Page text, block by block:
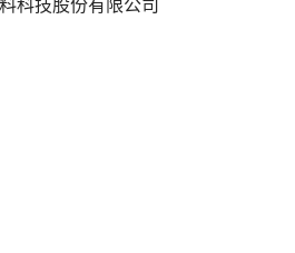
科技股份有限公司